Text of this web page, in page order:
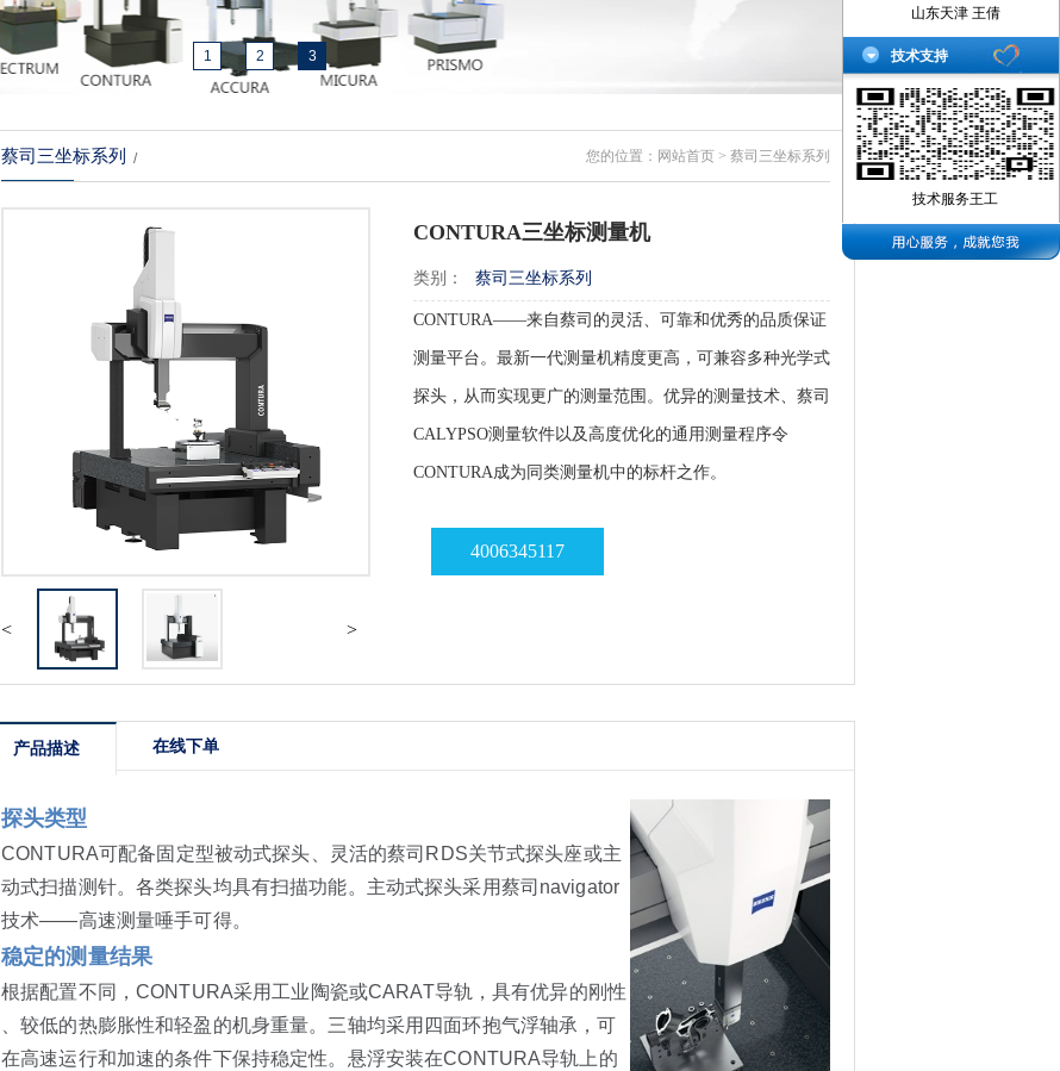
1 2 3
蔡司三坐标系列 / 您的位置： 网站首页 > 蔡司三坐标系列
< >
CONTURA三坐标测量机
类别： 蔡司三坐标系列
CONTURA——来自蔡司的灵活、可靠和优秀的品质保证
测量平台。最新一代测量机精度更高，可兼容多种光学式
探头，从而实现更广的测量范围。优异的测量技术、蔡司
CALYPSO测量软件以及高度优化的通用测量程序令
CONTURA成为同类测量机中的标杆之作。
4006345117
产品描述 在线下单
探头类型
CONTURA可配备固定型被动式探头、灵活的蔡司RDS关节式探头座或主
动式扫描测针。各类探头均具有扫描功能。主动式探头采用蔡司navigator
技术——高速测量唾手可得。
稳定的测量结果
根据配置不同，CONTURA采用工业陶瓷或CARAT导轨，具有优异的刚性
、较低的热膨胀性和轻盈的机身重量。三轴均采用四面环抱气浮轴承，可
在高速运行和加速的条件下保持稳定性。悬浮安装在CONTURA导轨上的
山东天津 王倩
技术支持
技术服务王工